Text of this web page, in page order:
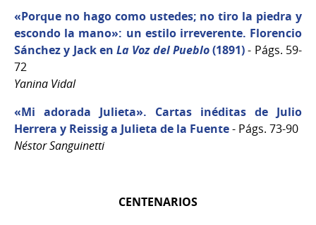
«Porque no hago como ustedes; no tiro la piedra y
escondo la mano»: un estilo irreverente. Florencio
Sánchez y Jack enLa Voz del Pueblo(1891) - Págs. 59-
72
Yanina Vidal
«Mi adorada Julieta». Cartas inéditas de Julio
Herrera y Reissig a Julieta de la Fuente- Págs. 73-90
Néstor Sanguinetti
CENTENARIOS